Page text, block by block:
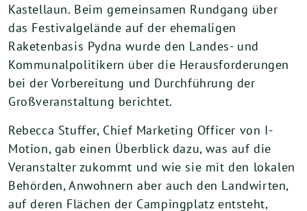
Kastellaun. Beim gemeinsamen Rundgang über
das Festivalgelände auf der ehemaligen
Raketenbasis Pydna wurde den Landes- und
Kommunalpolitikern über die Herausforderungen
bei der Vorbereitung und Durchführung der
Großveranstaltung berichtet.
Rebecca Stuffer, Chief Marketing Officer von I-
Motion, gab einen Überblick dazu, was auf die
Veranstalter zukommt und wie sie mit den lokalen
Behörden, Anwohnern aber auch den Landwirten,
auf deren Flächen der Campingplatz entsteht,